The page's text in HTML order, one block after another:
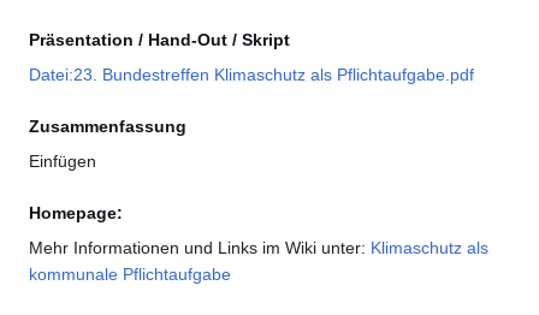
Präsentation / Hand-Out / Skript
Datei:23. Bundestreffen Klimaschutz als Pflichtaufgabe.pdf
Zusammenfassung
Einfügen
Homepage:
Mehr Informationen und Links im Wiki unter: Klimaschutz als
kommunale Pflichtaufgabe